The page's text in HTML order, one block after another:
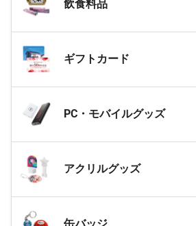
飲食料品
ギフトカード
PC・モバイルグッズ
アクリルグッズ